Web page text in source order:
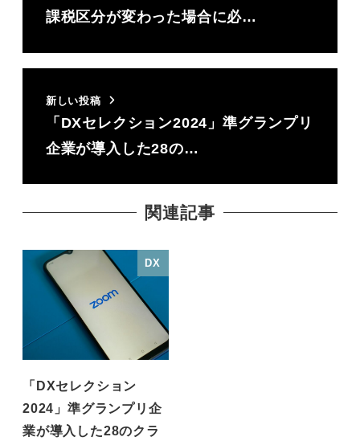
課税区分が変わった場合に必…
新しい投稿
「DXセレクション2024」準グランプリ
企業が導入した28の…
関連記事
DX
「DXセレクション
2024」準グランプリ企
業が導入した28のクラ